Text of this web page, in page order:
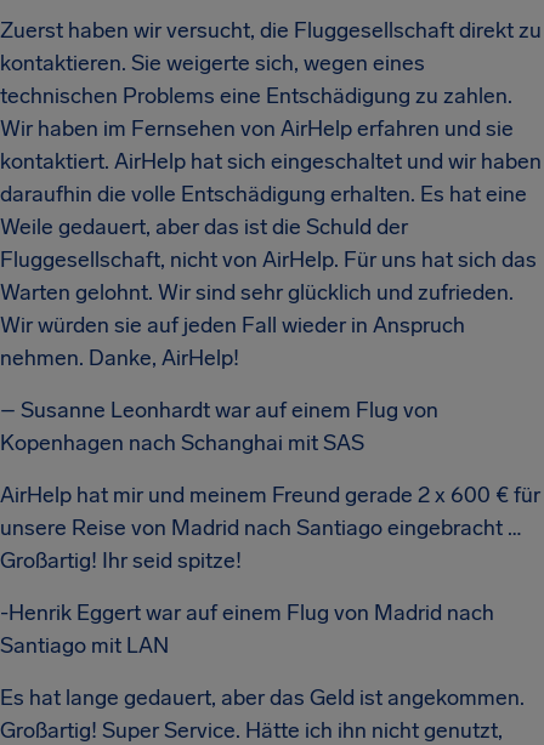
Zuerst haben wir versucht, die Fluggesellschaft direkt zu
kontaktieren. Sie weigerte sich, wegen eines
technischen Problems eine Entschädigung zu zahlen.
Wir haben im Fernsehen von AirHelp erfahren und sie
kontaktiert. AirHelp hat sich eingeschaltet und wir haben
daraufhin die volle Entschädigung erhalten. Es hat eine
Weile gedauert, aber das ist die Schuld der
Fluggesellschaft, nicht von AirHelp. Für uns hat sich das
Warten gelohnt. Wir sind sehr glücklich und zufrieden.
Wir würden sie auf jeden Fall wieder in Anspruch
nehmen. Danke, AirHelp!
– Susanne Leonhardt war auf einem Flug von
Kopenhagen nach Schanghai mit SAS
AirHelp hat mir und meinem Freund gerade 2 x 600 € für
unsere Reise von Madrid nach Santiago eingebracht …
Großartig! Ihr seid spitze!
-Henrik Eggert war auf einem Flug von Madrid nach
Santiago mit LAN
Es hat lange gedauert, aber das Geld ist angekommen.
Großartig! Super Service. Hätte ich ihn nicht genutzt,